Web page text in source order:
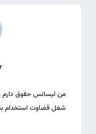
7
من لیسانس حقوق دارم
شغل قضاوت استخدام